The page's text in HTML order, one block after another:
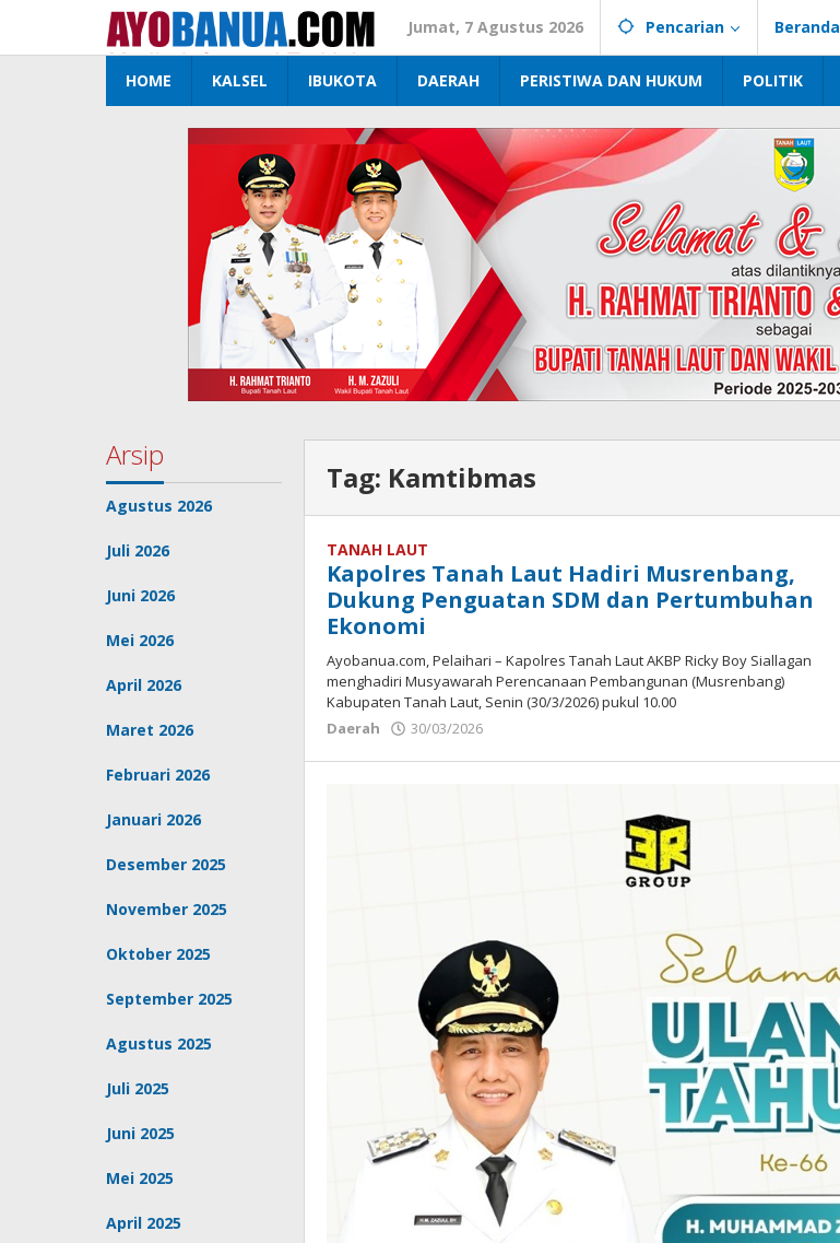
konten
Jumat, 7 Agustus 2026 Pencarian Beranda
HOME KALSEL IBUKOTA DAERAH PERISTIWA DAN HUKUM POLITIK
Arsip
Agustus 2026
Juli 2026
Juni 2026
Mei 2026
April 2026
Maret 2026
Februari 2026
Januari 2026
Desember 2025
November 2025
Oktober 2025
September 2025
Agustus 2025
Juli 2025
Juni 2025
Mei 2025
April 2025
Tag: Kamtibmas
TANAH LAUT
Kapolres Tanah Laut Hadiri Musrenbang,
Dukung Penguatan SDM dan Pertumbuhan
Ekonomi
Ayobanua.com, Pelaihari – Kapolres Tanah Laut AKBP Ricky Boy Siallagan
menghadiri Musyawarah Perencanaan Pembangunan (Musrenbang)
Kabupaten Tanah Laut, Senin (30/3/2026) pukul 10.00
Daerah
30/03/2026